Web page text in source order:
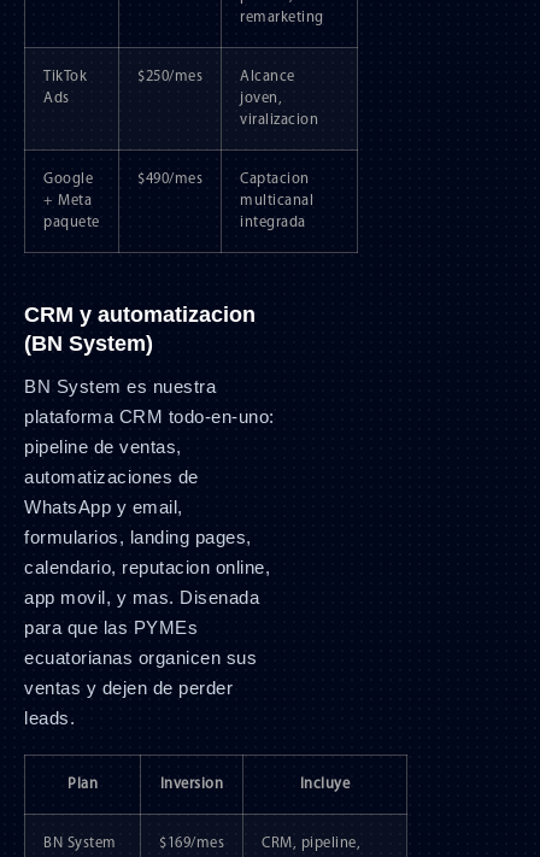
remarketing
TikTok
Ads
$250/mes
Alcance
joven,
viralizacion
Google
+ Meta
paquete
$490/mes
Captacion
multicanal
integrada
CRM y automatizacion
(BN System)
BN System es nuestra
plataforma CRM todo-en-uno:
pipeline de ventas,
automatizaciones de
WhatsApp y email,
formularios, landing pages,
calendario, reputacion online,
app movil, y mas. Disenada
para que las PYMEs
ecuatorianas organicen sus
ventas y dejen de perder
leads.
Plan Inversion Incluye
BN System
$169/mes
CRM, pipeline,